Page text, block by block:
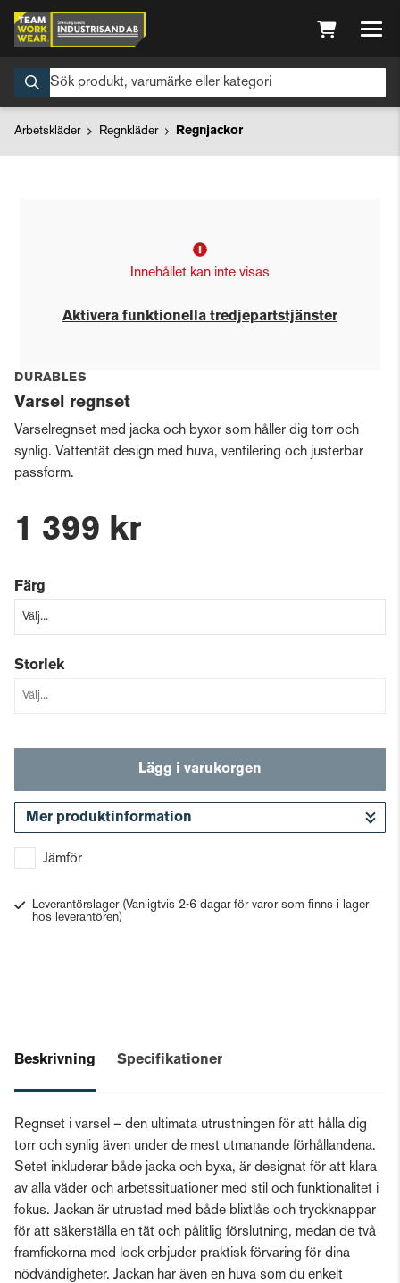
Arbetskläder Regnkläder Regnjackor
Innehållet kan inte visas
Aktivera funktionella tredjepartstjänster
DURABLES
Varsel regnset
Varselregnset med jacka och byxor som håller dig torr och
synlig. Vattentät design med huva, ventilering och justerbar
passform.
1 399 kr
Färg
Storlek
Lägg i varukorgen
Mer produktinformation
Jämför
Leverantörslager (Vanligtvis 2-6 dagar för varor som finns i lager
hos leverantören)
Beskrivning Specifikationer
Regnset i varsel – den ultimata utrustningen för att hålla dig
torr och synlig även under de mest utmanande förhållandena.
Setet inkluderar både jacka och byxa, är designat för att klara
av alla väder och arbetssituationer med stil och funktionalitet i
fokus. Jackan är utrustad med både blixtlås och tryckknappar
för att säkerställa en tät och pålitlig förslutning, medan de två
framfickorna med lock erbjuder praktisk förvaring för dina
nödvändigheter. Jackan har även en huva som du enkelt